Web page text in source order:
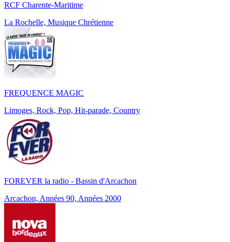
RCF Charente-Maritime
La Rochelle, Musique Chrétienne
FREQUENCE MAGIC
Limoges, Rock, Pop, Hit-parade, Country
FOREVER la radio - Bassin d'Arcachon
Arcachon, Années 90, Années 2000